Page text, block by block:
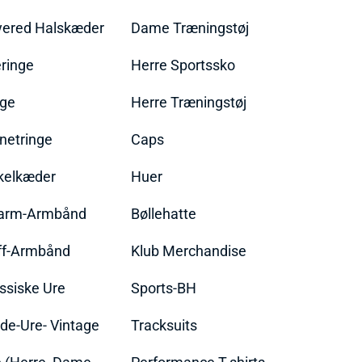
Halskæder
Armbånd
Armbånd
Ure
Ure- Vintage
Dame Træningstøj
Herre Sportssko
Herre Træningstøj
Caps
Huer
Bøllehatte
Klub Merchandise
Sports-BH
Tracksuits